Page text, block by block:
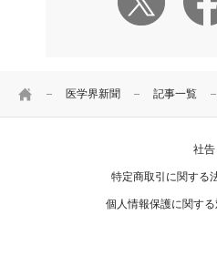
HOME 医学界新聞 記事一覧
社告
特定商取引に関する
個人情報保護に関す